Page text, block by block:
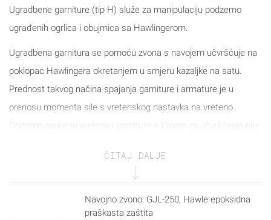
Ugradbene garniture (tip H) služe za manipulaciju podzemo
ugrađenih ogrlica i obujmica sa Hawlingerom.
Ugradbena garnitura se pomoću zvona s navojem učvršćuje na
poklopac Hawlingera okretanjem u smjeru kazaljke na satu.
Prednost takvog načina spajanja garniture i armature je u
prenosu momenta sile s vretenskog nastavka na vreteno.
Dodatno spajanje vretena i garniture s klinom za učvršćenje nije
Prilikom ugradnje potrebno je paziti na ispravnu drenažu ogrlice
ili obujmice sa Hawlingerom i ugradbene garniture, a sve da bi
se postigla zaštita od smrzavanja.
Za manipulaciju se koriste ključevi prema DIN 3223. Produžetci i
ČITAJ DALJE
Navojno zvono: GJL-250, Hawle epoksidna
praškasta zaštita